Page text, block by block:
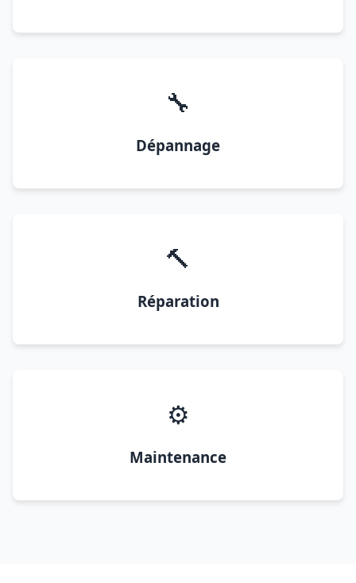
🔧
Dépannage
🔨
Réparation
⚙️
Maintenance